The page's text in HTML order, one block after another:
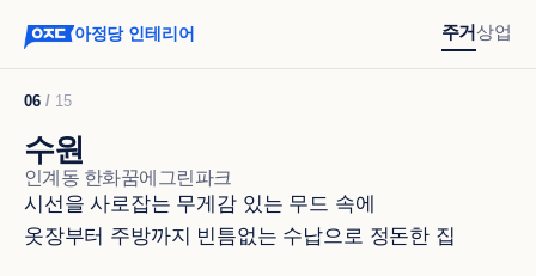
아정당 인테리어 주거상업
06 / 15
수원
인계동 한화꿈에그린파크
시선을 사로잡는 무게감 있는 무드 속에
옷장부터 주방까지 빈틈없는 수납으로 정돈한 집